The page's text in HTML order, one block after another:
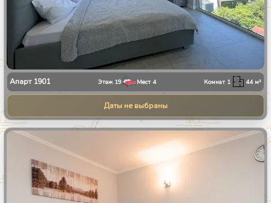
Апарт 1901 Этаж 19 Мест 4 Комнат 1 44м²
Даты не выбраны